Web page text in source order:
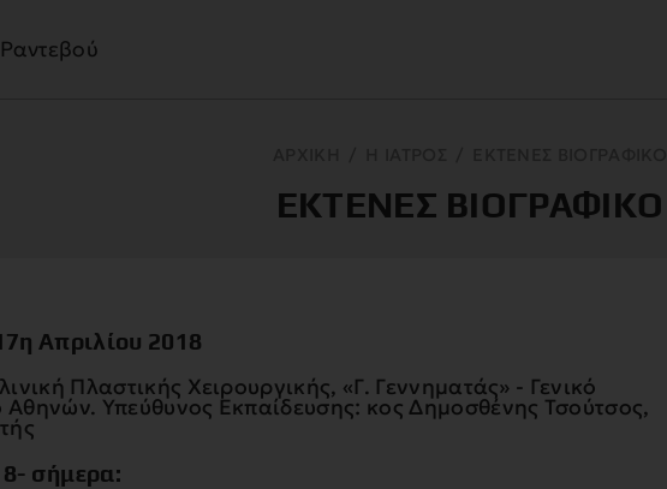
Ραντεβού
ΕΚΤΕΝΕΣ ΒΙΟΓΡΑΦΙΚΟ
Απριλίου 2018
Πλαστικής Χειρουργικής, «Γ. Γεννηματάς» - Γενικό
Αθηνών. Υπεύθυνος Εκπαίδευσης: κος Δημοσθένης Τσούτσος,
σήμερα: